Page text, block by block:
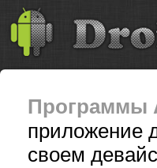
Программы
приложение
своем